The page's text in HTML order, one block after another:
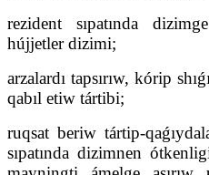
rezident sıpatında
hújjetler dizimi;
arzalardı tapsırıw, kórip
qabıl etiw tártibi;
ruqsat beriw tártip-
sıpatında dizimnen